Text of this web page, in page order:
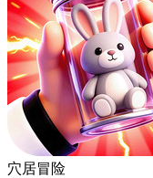
穴居冒险